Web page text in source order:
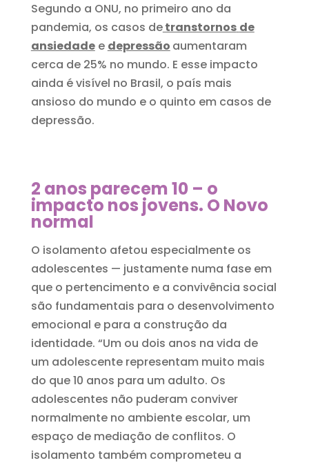
Segundo a ONU, no primeiro ano da
pandemia, os casos detranstornos de
ansiedadee depressão aumentaram
cerca de 25% no mundo. E esse impacto
ainda é visível no Brasil, o país mais
ansioso do mundo e o quinto em casos de
depressão.
2 anos parecem 10 – o
impacto nos jovens. O Novo
normal
O isolamento afetou especialmente os
adolescentes — justamente numa fase em
que o pertencimento e a convivência social
são fundamentais para o desenvolvimento
emocional e para a construção da
identidade. “Um ou dois anos na vida de
um adolescente representam muito mais
do que 10 anos para um adulto. Os
adolescentes não puderam conviver
normalmente no ambiente escolar, um
espaço de mediação de conflitos. O
isolamento também comprometeu a